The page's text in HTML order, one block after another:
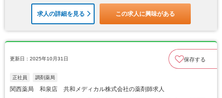
求人の詳細を見る この求人に興味がある
更新日：2025年10月31日 保存する
正社員 調剤薬局
関西薬局 和泉店 共和メディカル株式会社の薬剤師求人